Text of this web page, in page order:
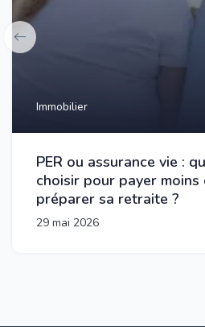
Immobilier
PER ou assurance vie :
choisir pour payer moins
préparer sa retraite ?
29 mai 2026